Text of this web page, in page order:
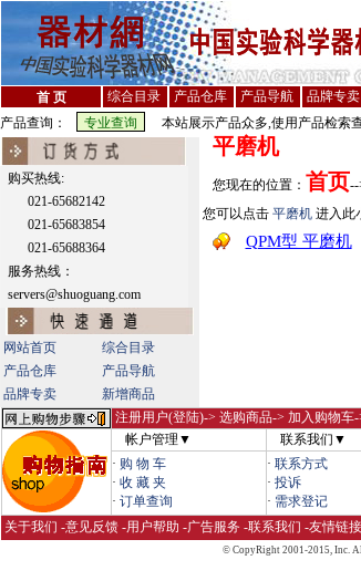
首 页 综合目录 产品仓库 产品导航 品牌专卖
产品查询：
本站展示产品众多,使用产品检索
购买热线:
021-65682142
021-65683854
021-65688364
服务热线：
servers@shuoguang.com
网站首页
综合目录
产品仓库
产品导航
品牌专卖
新增商品
平磨机
您现在的位置： 首页--
您可以点击 平磨机 进入此
QPM型 平磨机
注册用户(登陆)-> 选购商品-> 加入购物车
帐户管理▼
联系我们▼
· 购 物 车
· 收 藏 夹
· 订单查询
· 联系方式
· 投诉
· 需求登记
关于我们 -意见反馈 -用户帮助 -广告服务 -联系我们 -友情链接
© CopyRight 2001-2015,Inc.